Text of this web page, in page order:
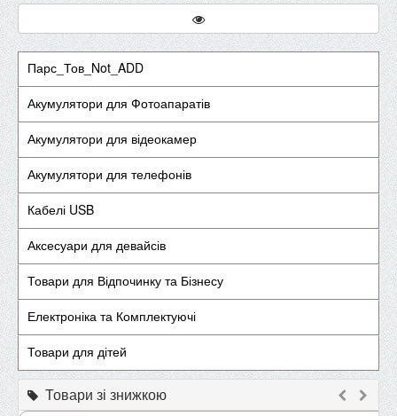
Парс_Тов_Not_ADD
Акумулятори для Фотоапаратів
Акумулятори для відеокамер
Акумулятори для телефонів
Кабелі USB
Аксесуари для девайсів
Товари для Відпочинку та Бізнесу
Електроніка та Комплектуючі
Товари для дітей
Товари зі знижкою